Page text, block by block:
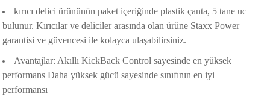
kırıcı delici ürününün paket içeriğinde plastik çanta, 5 tane uc
bulunur. Kırıcılar ve deliciler arasında olan ürüne Staxx Power
garantisi ve güvencesi ile kolayca ulaşabilirsiniz.
Avantajlar: Akıllı KickBack Control sayesinde en yüksek
performans Daha yüksek gücü sayesinde sınıfının en iyi
performansı